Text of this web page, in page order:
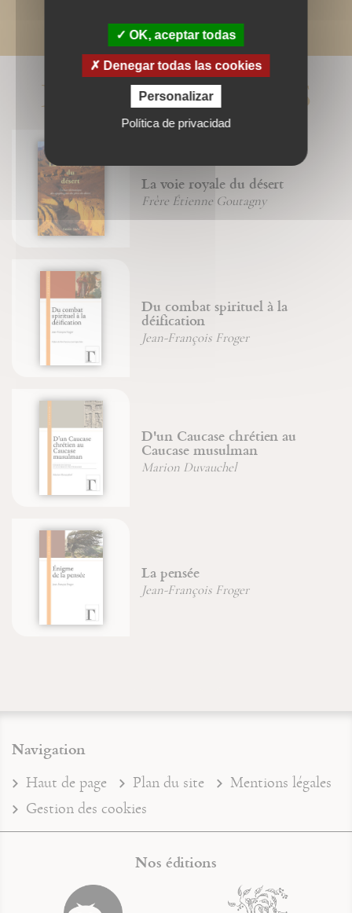
LIVRES ASSOCIÉS
La voie royale du désert
Frère Étienne Goutagny
Du combat spirituel à la
déification
Jean-François Froger
D'un Caucase chrétien au
Caucase musulman
Marion Duvauchel
La pensée
Jean-François Froger
Navigation
Haut de page Plan du site
Mentions légales
Gestion des cookies
Nos éditions
OK, aceptar todas
Denegar todas las cookies
Personalizar
Política de privacidad